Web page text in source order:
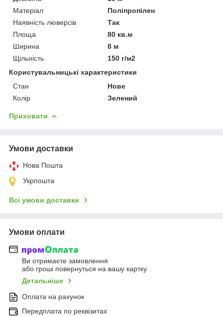
Матеріал
Поліпропілен
Наявність люверсів
Так
Площа
80 кв.м
Ширина
8 м
Щільність
150 г/м2
Користувальницькі характеристики
Стан
Нове
Колір
Зелений
Приховати
Умови доставки
Нова Пошта
Укрпошта
Всі умови доставки
Умови оплати
Ви отримаєте замовлення
або гроші повернуться на вашу картку
Детальніше
Оплата на рахунок
Передплата по реквізитах